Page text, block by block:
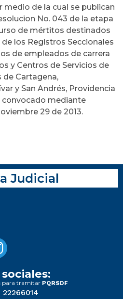
medio de la cual se publican
No. 043 de la etapa
de mértitos destinados
los Registros Seccionales
de empleados de carrera
y Centros de Servicios de
de Cartagena,
y San Andrés, Providencia
convocado mediante
29 de 2013.
Judicial
para tramitar PQRSDF
22266014